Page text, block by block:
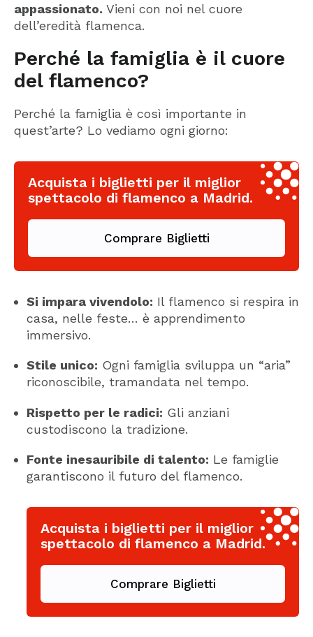
appassionato. Vieni con noi nel cuore
dell’eredità flamenca.
Perché la famiglia è il cuore
del flamenco?
Perché la famiglia è così importante in
quest’arte? Lo vediamo ogni giorno:
Acquista i biglietti per il miglior
spettacolo di flamenco a Madrid.
Comprare Biglietti
Si impara vivendolo: Il flamenco si respira in
casa, nelle feste… è apprendimento
immersivo.
Stile unico: Ogni famiglia sviluppa un “aria”
riconoscibile, tramandata nel tempo.
Rispetto per le radici: Gli anziani
custodiscono la tradizione.
Fonte inesauribile di talento: Le famiglie
garantiscono il futuro del flamenco.
Acquista i biglietti per il miglior
spettacolo di flamenco a Madrid.
Comprare Biglietti